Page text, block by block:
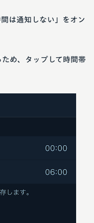
は通知しない」をオン
め、タップして時間帯